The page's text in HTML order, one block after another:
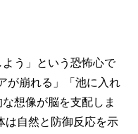
う」という恐怖心で
が崩れる」「池に入れ
想像が脳を支配しま
は自然と防御反応を示